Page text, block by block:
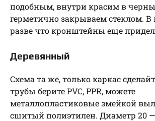
подобным, внутри красим в
герметично закрываем стеклом. В
разве что кронштейны еще
Деревянный
Схема та же, только каркас
трубы берите PVC, PPR, можете
металлопластиковые змейкой
сшитый полиэтилен. Диаметр 20